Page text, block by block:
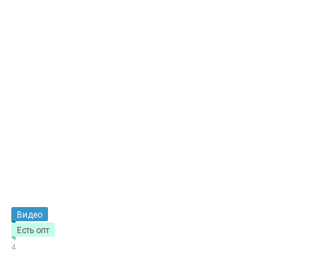
Видео
Есть опт
4